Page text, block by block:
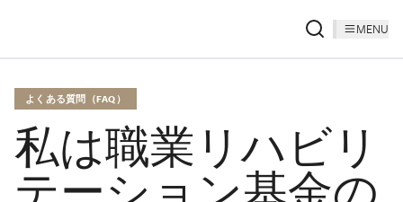
MENU
よくある質問（FAQ）
私は職業リハビリ